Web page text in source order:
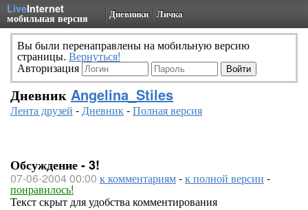
LiveInternet
мобильная версия Дневники Личка
Вы были перенаправлены на мобильную версию
страницы. Вернуться!
Авторизация
Дневник Angelina_Stiles
Лента друзей -Дневник-Полная версия
Обсуждение - 3!
07-06-2004 00:00 к комментариям-к полной версии -
понравилось!
Текст скрыт для удобства комментирования